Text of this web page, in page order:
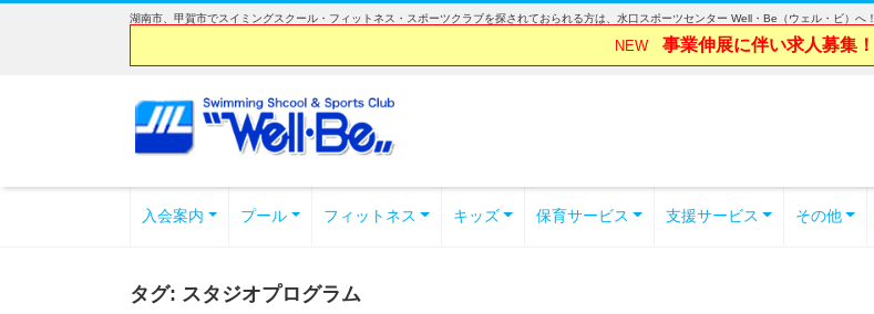
湖南市、甲賀市でスイミングスクール・フィットネス・スポーツクラブを探されておられる方は、水口スポーツセンター Well・Be（ウェル・ビ）へ！
NEW 事業伸展に伴い求人募集！
入会案内 プール フィットネス キッズ 保育サービス 支援サービス その他
タグ: スタジオプログラム